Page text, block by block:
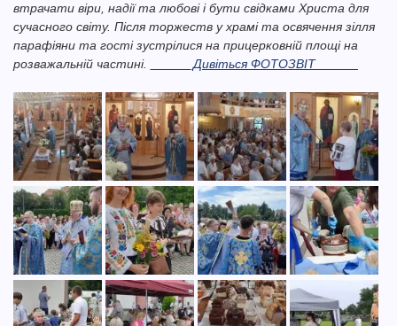
втрачати віри, надії та любові і бути свідками Христа для
сучасного світу. Після торжеств у храмі та освячення зілля
парафіяни та гості зустрілися на прицерковній площі на
розважальній частині.
______Дивіться ФОТОЗВІТ______